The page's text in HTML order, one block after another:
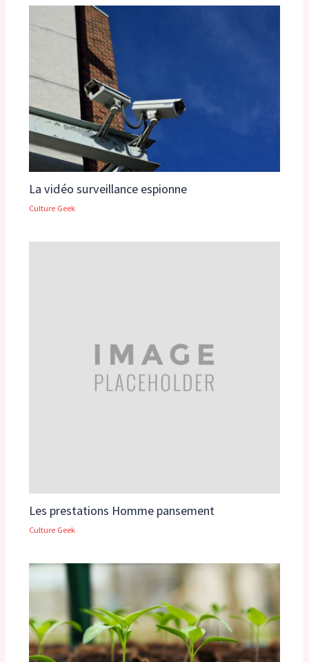
La vidéo surveillance espionne
Culture Geek
Les prestations Homme pansement
Culture Geek